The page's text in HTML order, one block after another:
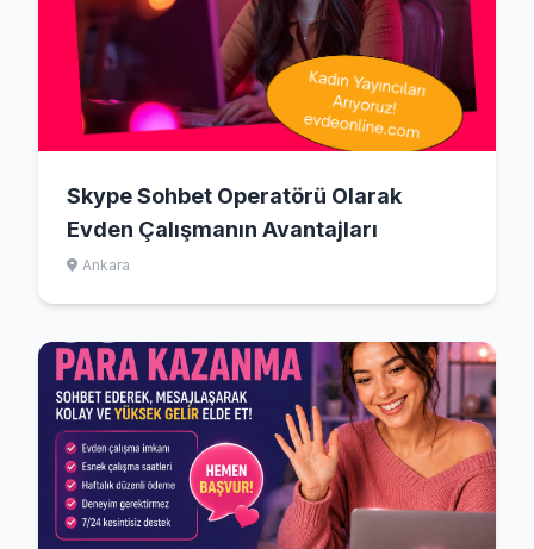
Skype Sohbet Operatörü Olarak
Evden Çalışmanın Avantajları
Ankara